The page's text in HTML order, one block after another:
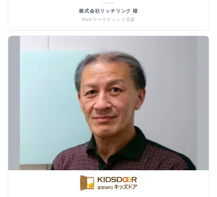
株式会社リッチリンク 様
Webマーケティング支援